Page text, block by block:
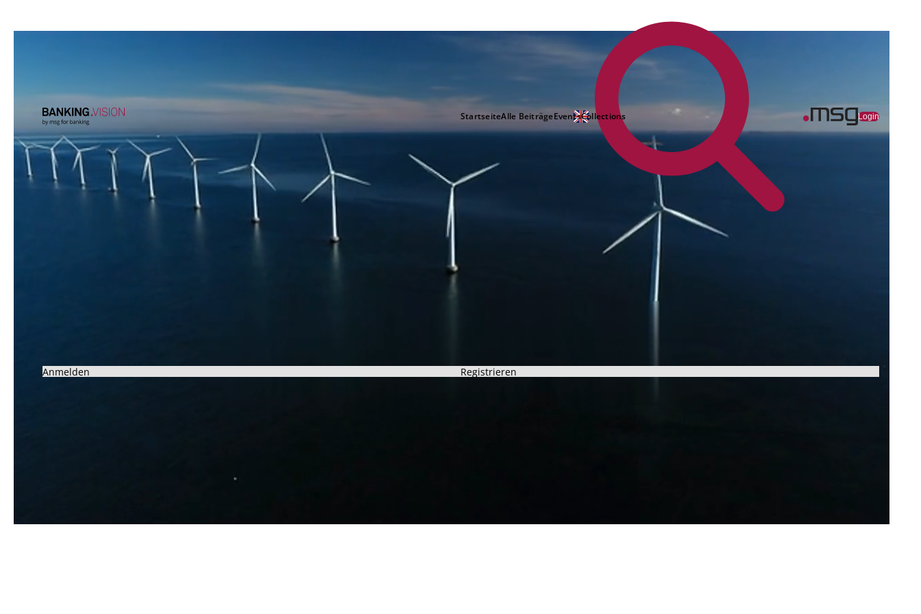
StartseiteAlle BeiträgeEventsCollections Login
Anmelden Registrieren